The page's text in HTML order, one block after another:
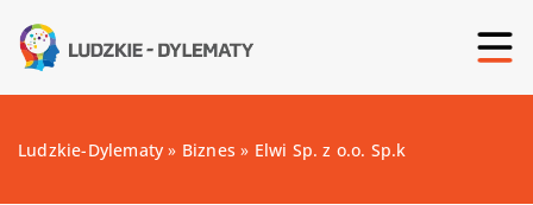
Ludzkie-Dylematy » Biznes » Elwi Sp. z o.o. Sp.k